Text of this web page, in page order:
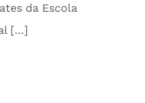
da Escola
[…]